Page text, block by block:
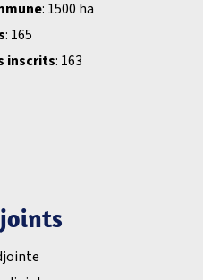
: 1500 ha
: 165
inscrits: 163